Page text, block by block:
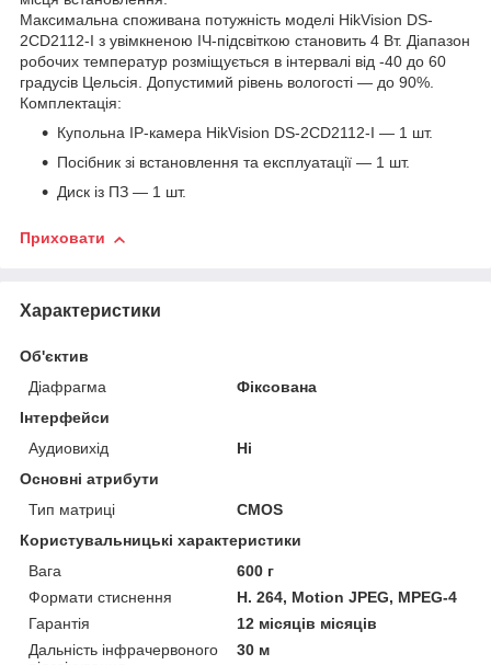
Максимальна споживана потужність моделі HikVision DS-
2CD2112-I з увімкненою ІЧ-підсвіткою становить 4 Вт. Діапазон
робочих температур розміщується в інтервалі від -40 до 60
градусів Цельсія. Допустимий рівень вологості — до 90%.
Комплектація:
Купольна IP-камера HikVision DS-2CD2112-I — 1 шт.
Посібник зі встановлення та експлуатації — 1 шт.
Диск із ПЗ — 1 шт.
Приховати
Характеристики
Об'єктив
Діафрагма
Фіксована
Інтерфейси
Аудиовихід
Ні
Основні атрибути
Тип матриці
CMOS
Користувальницькі характеристики
Вага
600 г
Формати стиснення
H. 264, Motion JPEG, MPEG-4
Гарантія
12 місяців місяців
Дальність інфрачервоного
30 м